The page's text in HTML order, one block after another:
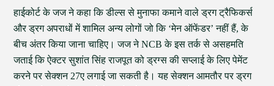
हाईकोर्ट के जज ने कहा कि डील्स से मुनाफा कमाने वाले ड्रग ट्रैफिकर्स
और ड्रग अपराधों में शामिल अन्य लोगों जो कि ‘मेन ऑफेंडर’ नहीं हैं, के
बीच अंतर किया जाना चाहिए। जज ने NCB के इस तर्क से असहमति
जताई कि ऐक्टर सुशांत सिंह राजपूत को ड्रग्स की सप्लाई के लिए पेमेंट
करने पर सेक्शन 27ए लगाई जा सकती है। यह सेक्शन आमतौर पर ड्रग